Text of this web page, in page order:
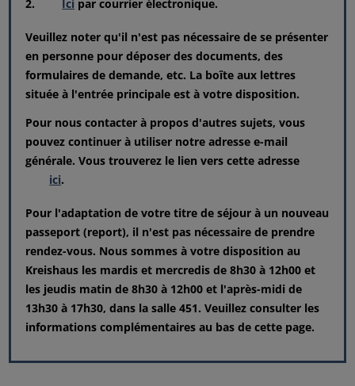
2.
Ici par courrier électronique.
Veuillez noter qu'il n'est pas nécessaire de se présenter
en personne pour déposer des documents, des
formulaires de demande, etc. La boîte aux lettres
située à l'entrée principale est à votre disposition.
Pour nous contacter à propos d'autres sujets, vous
pouvez continuer à utiliser notre adresse e-mail
générale. Vous trouverez le lien vers cette adresse
ici.
Pour l'adaptation de votre titre de séjour à un nouveau
passeport (report), il n'est pas nécessaire de prendre
rendez-vous. Nous sommes à votre disposition au
Kreishaus les mardis et mercredis de 8h30 à 12h00 et
les jeudis matin de 8h30 à 12h00 et l'après-midi de
13h30 à 17h30, dans la salle 451. Veuillez consulter les
informations complémentaires au bas de cette page.